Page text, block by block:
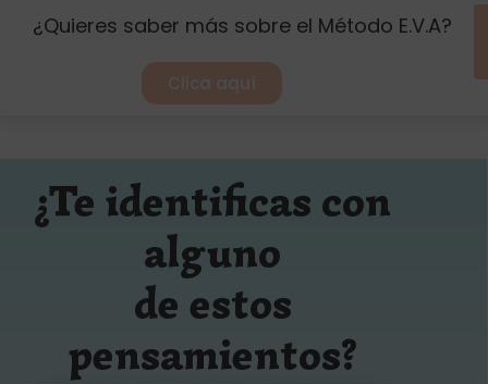
¿Quieres saber más sobre el Método E.V.A?
Clica aquí
¿Te identificas con
alguno
de estos
pensamientos?